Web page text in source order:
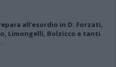
all'esordio in D: Forzati,
Limongelli, Bolzicco e tanti